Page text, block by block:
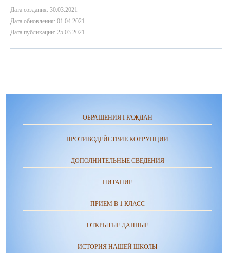
Дата создания: 30.03.2021
Дата обновления: 01.04.2021
Дата публикации: 25.03.2021
ОБРАЩЕНИЯ ГРАЖДАН
ПРОТИВОДЕЙСТВИЕ КОРРУПЦИИ
ДОПОЛНИТЕЛЬНЫЕ СВЕДЕНИЯ
ПИТАНИЕ
ПРИЕМ В 1 КЛАСС
ОТКРЫТЫЕ ДАННЫЕ
ИСТОРИЯ НАШЕЙ ШКОЛЫ